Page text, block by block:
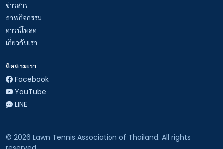
ข่าวสาร
ภาพกิจกรรม
ดาวน์โหลด
เกี่ยวกับเรา
ติดตามเรา
Facebook
YouTube
LINE
© 2026 Lawn Tennis Association of Thailand. All rights